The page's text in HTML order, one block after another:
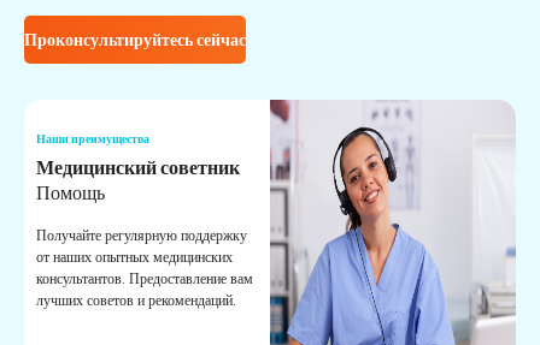
Проконсультируйтесь сейчас
Наши преимущества
Медицинский советник
Помощь
Получайте регулярную поддержку
от наших опытных медицинских
консультантов. Предоставление вам
лучших советов и рекомендаций.